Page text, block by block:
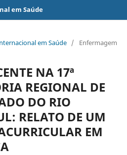
em Saúde
em Saúde / Enfermagem
NA 17ª
REGIONAL DE
DO RIO
RELATO DE UM
EM